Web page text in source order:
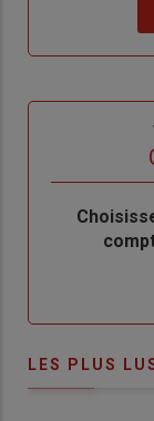
de
me
Body
LES PLUS